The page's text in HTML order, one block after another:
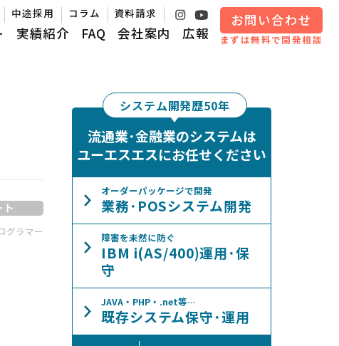
中途採用 コラム 資料請求
実績紹介 FAQ 会社案内 広報
お問い合わせ
まずは無料で開発相談
グラマー
システム開発歴50年
流通業･金融業のシステムは
ユーエスエスにお任せください
オーダーパッケージで開発
業務･POSシステム開発
障害を未然に防ぐ
IBM i(AS/400)運用･保
守
JAVA・PHP・.net等…
既存システム保守･運用